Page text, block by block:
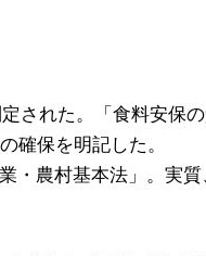
された。「食料安保
確保を明記した。
・農村基本法」。実